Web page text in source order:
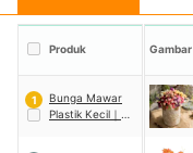
Produk Gambar
1
Bunga Mawar
Plastik Kecil ｜